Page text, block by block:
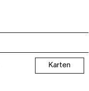
Karten